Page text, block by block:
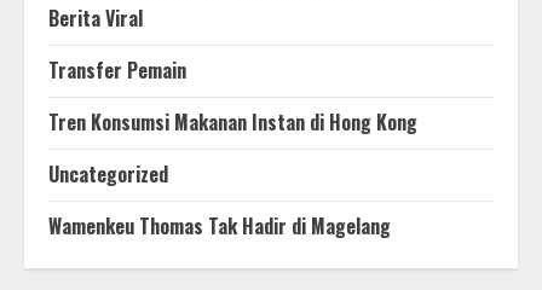
Berita Viral
Transfer Pemain
Tren Konsumsi Makanan Instan di Hong Kong
Uncategorized
Wamenkeu Thomas Tak Hadir di Magelang